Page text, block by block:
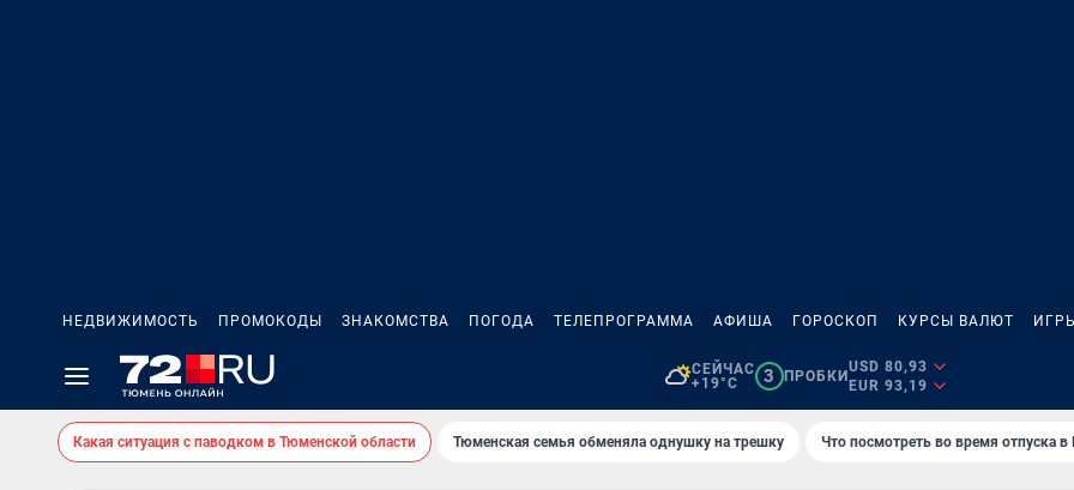
НЕДВИЖИМОСТЬ ПРОМОКОДЫ ЗНАКОМСТВА ПОГОДА ТЕЛЕПРОГРАММА АФИША ГОРОСКОП КУРСЫ ВАЛЮТ
СЕЙЧАС
+19°C
3 ПРОБКИ
USD 80,93
EUR 93,19
Какая ситуация с паводком в Тюменской области Тюменская семья обменяла однушку на трешку Что посмотреть во время отпуска в